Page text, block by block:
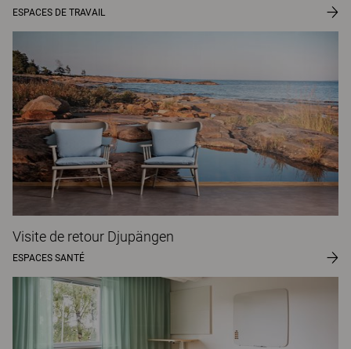
ESPACES DE TRAVAIL
Visite de retour Djupängen
ESPACES SANTÉ